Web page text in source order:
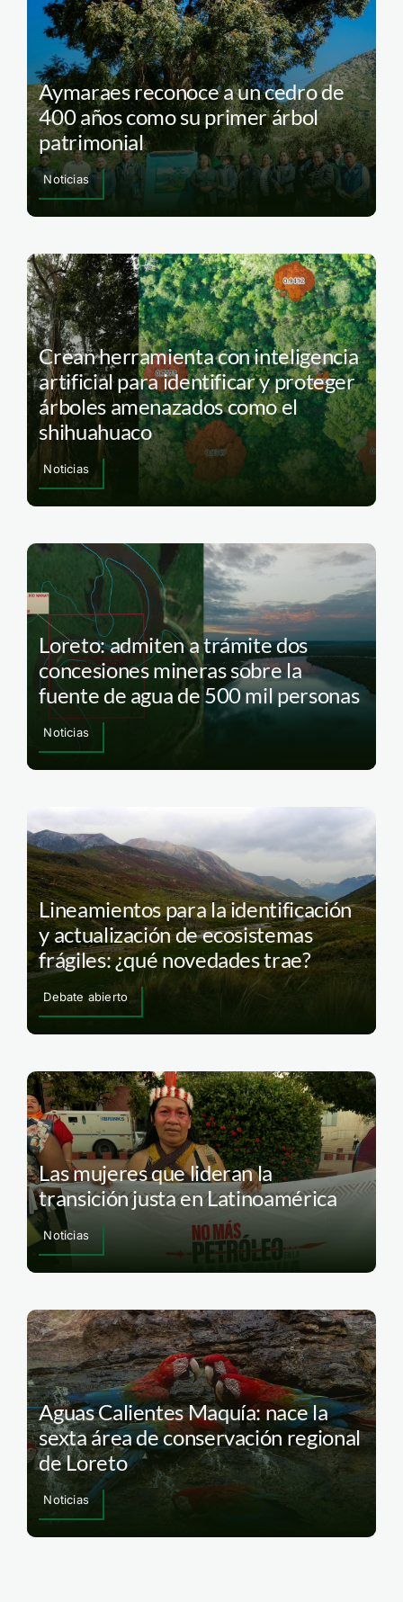
Aymaraes reconoce a un cedro de
400 años como su primer árbol
patrimonial
Noticias
Crean herramienta con inteligencia
artificial para identificar y proteger
árboles amenazados como el
shihuahuaco
Noticias
Loreto: admiten a trámite dos
concesiones mineras sobre la
fuente de agua de 500 mil personas
Noticias
Lineamientos para la identificación
y actualización de ecosistemas
frágiles: ¿qué novedades trae?
Debate abierto
Las mujeres que lideran la
transición justa en Latinoamérica
Noticias
Aguas Calientes Maquía: nace la
sexta área de conservación regional
de Loreto
Noticias